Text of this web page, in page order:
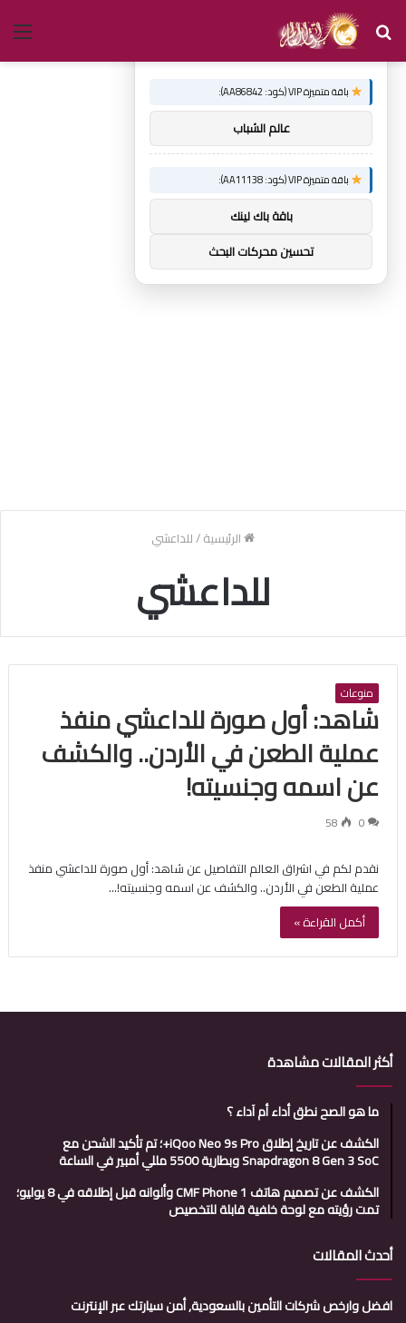
بحث
عن
الرئيسية/للداعشي
للداعشي
منوعات
شاهد: أول صورة للداعشي منفذ
عملية الطعن في الأردن.. والكشف
عن اسمه وجنسيته!
0
58
نقدم لكم في اشراق العالم التفاصيل عن شاهد: أول صورة للداعشي منفذ
عملية الطعن في الأردن.. والكشف عن اسمه وجنسيته!…
أكمل القراءة »
أكثر المقالات مشاهدة
ما هو الصح نطق أداء أم آداء ؟
الكشف عن تاريخ إطلاق iQoo Neo 9s Pro+؛ تم تأكيد الشحن مع
Snapdragon 8 Gen 3 SoC وبطارية 5500 مللي أمبير في الساعة
الكشف عن تصميم هاتف CMF Phone 1 وألوانه قبل إطلاقه في 8 يوليو؛
تمت رؤيته مع لوحة خلفية قابلة للتخصيص
أحدث المقالات
افضل وارخص شركات التأمين بالسعودية, أمن سيارتك عبر الإنترنت
توصيات :
باقة متميزة VIP (كود: AA86842):
عالم الشباب
باقة متميزة VIP (كود: AA11138):
باقة باك لينك
تحسين محركات البحث